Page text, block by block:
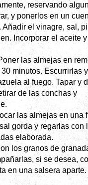
reservando
y ponerlos en un
Añadir el vinagre, sal,
Incorporar el aceite
las almejas en
minutos. Escurrirlas y
al fuego. Tapar y
de las conchas y
las almejas en una
gorda y regarlas con
elaborada.
los granos de
si se desea,
en una salsera aparte.